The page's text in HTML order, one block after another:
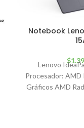
Notebook
$
Lenovo
Procesador: AMD
Gráficos AMD